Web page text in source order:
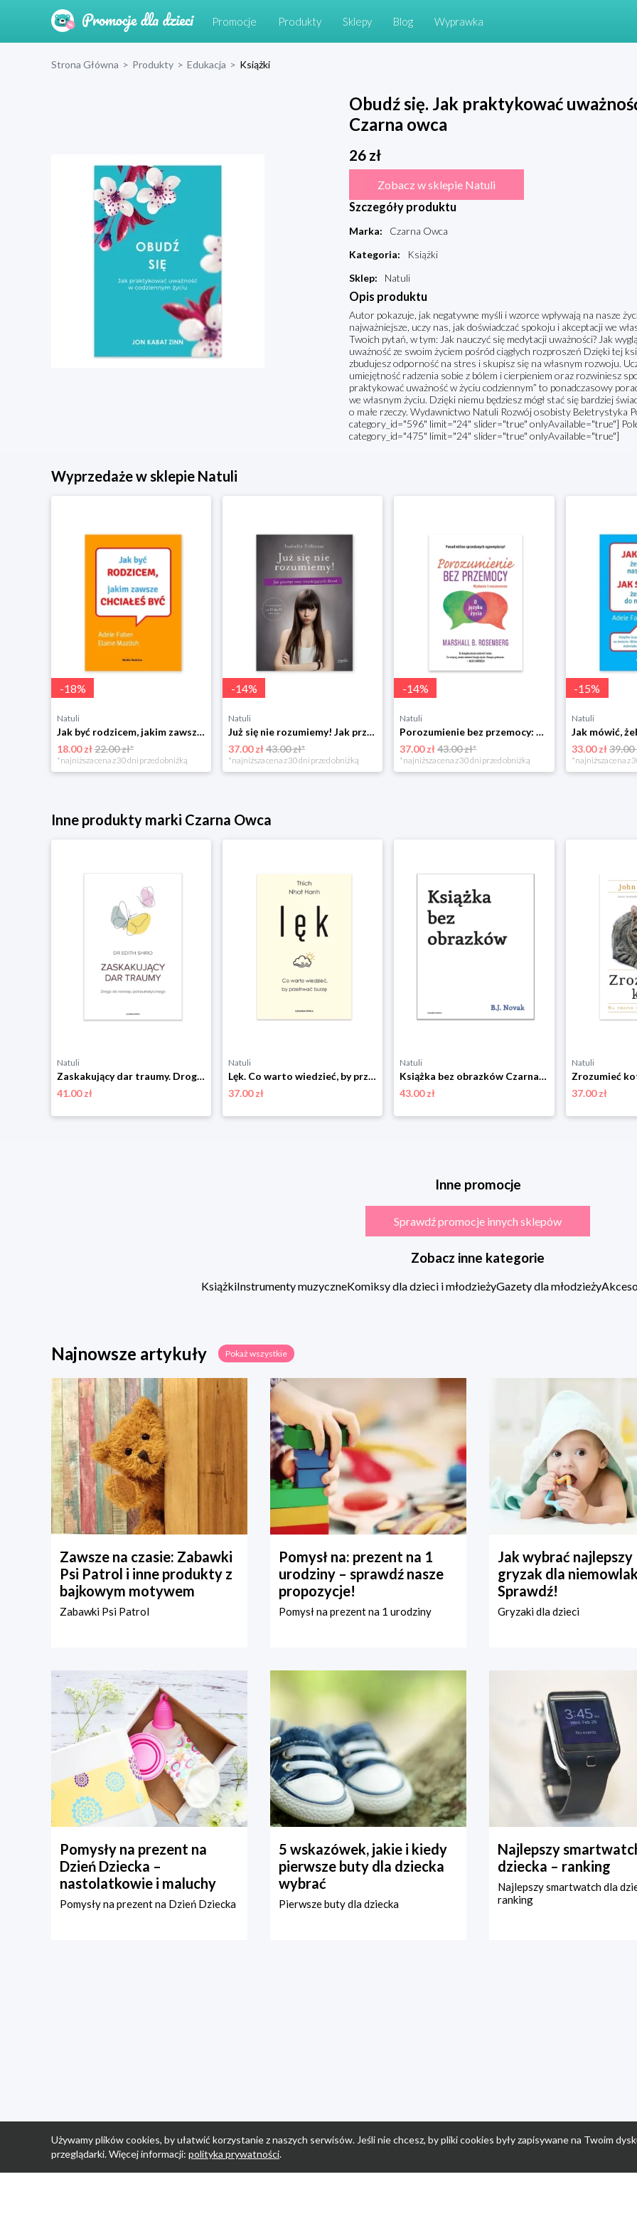
Promocje Produkty Sklepy Blog Wyprawka
Strona Główna > Produkty > Edukacja > Książki
Obudź się. Jak praktykować
Czarna owca
26zł
Zobacz w sklepie Natuli
Szczegóły produktu
Marka:
Czarna Owca
Kategoria:
Książki
Sklep: Natuli
Opis produktu
Autor pokazuje, jak negatywne myśli i wzorce wpływają na nasze
najważniejsze, uczy nas, jak doświadczać spokoju i akceptacji we
Twoich pytań, w tym: Jak nauczyć się medytacji uważności? Jak
uważność ze swoim życiem pośród ciągłych rozproszeń Dzięki tej
zbudujesz odporność na stres i skupisz się na własnym rozwoju.
umiejętność radzenia sobie z bólem i cierpieniem oraz rozwiniesz
praktykować uważność w życiu codziennym” to ponadczasowy
we własnym życiu. Dzięki niemu będziesz mógł stać się bardziej
o małe rzeczy. Wydawnictwo Natuli Rozwój osobisty Beletrystyka
category_id="596" limit="24" slider="true" onlyAvailable="true"]
category_id="475" limit="24" slider="true" onlyAvailable="true"]
Wyprzedaże w sklepie Natuli
-18%
Natuli
Jak być rodzicem, jakim zawsze chciałeś być Media rodzina
18.00 zł22.00 zł*
*najniższa cena z 30 dni przed obniżką
-14%
Natuli
Już się nie rozumiemy! Jak przeżyć czas trzaskających drzwi Esprit
37.00 zł43.00 zł*
*najniższa cena z 30 dni przed obniżką
-14%
Natuli
Porozumienie bez przemocy: o języku życia Czarna owca
37.00 zł43.00 zł*
*najniższa cena z 30 dni przed obniżką
-15%
Natuli
33.00 zł39.00
*najniższa cena z
Inne produkty marki Czarna Owca
Natuli
Zaskakujący dar traumy. Droga do rozwoju potraumatycznego Czarna owca
41.00 zł
Natuli
Lęk. Co warto wiedzieć, by przetrwać burzę Czarna owca
37.00 zł
Natuli
Książka bez obrazków Czarna owca
43.00 zł
Natuli
37.00 zł
Inne promocje
Sprawdź promocje innych sklepów
Zobacz inne kategorie
KsiążkiInstrumenty muzyczneKomiksy dla dzieci i młodzieżyGazety dla młodzieży
Najnowsze artykuły Pokaż wszystkie
Zawsze na czasie: Zabawki
Psi Patrol i inne produkty z
bajkowym motywem
Zabawki Psi Patrol
Pomysł na: prezent na 1
urodziny – sprawdź nasze
propozycje!
Pomysł na prezent na 1 urodziny
Jak wybrać najlepszy
gryzak dla
Sprawdź!
Gryzaki dla dzieci
Pomysły na prezent na
Dzień Dziecka –
nastolatkowie i maluchy
Pomysły na prezent na Dzień Dziecka
5 wskazówek, jakie i kiedy
pierwsze buty dla dziecka
wybrać
Pierwsze buty dla dziecka
Najlepszy
dziecka – ranking
Najlepszy smartwatch dla
ranking
Używamy plików cookies, by ułatwić korzystanie z naszych serwisów. Jeśli nie chcesz, by pliki cookies były zapisywane na Twoim
przeglądarki. Więcej informacji: polityka prywatności.